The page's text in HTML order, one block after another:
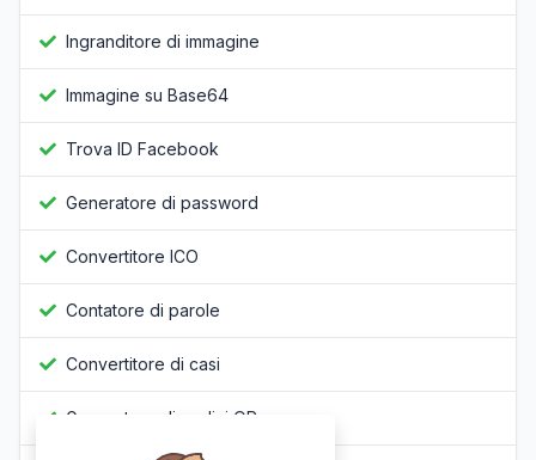
Ingranditore di immagine
Immagine su Base64
Trova ID Facebook
Generatore di password
Convertitore ICO
Contatore di parole
Convertitore di casi
Generatore di codici QR